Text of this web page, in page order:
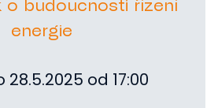
o budoucnosti řízení
energie
28.5.2025 od 17:00